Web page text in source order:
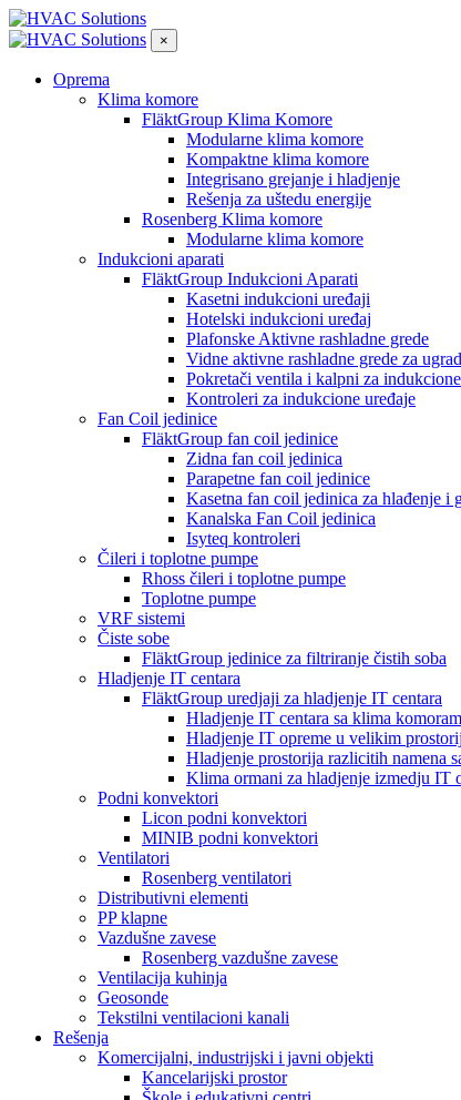
×
Oprema
Klima komore
FläktGroup Klima Komore
Modularne klima komore
Kompaktne klima komore
Integrisano grejanje i hladjenje
Rešenja za uštedu energije
Rosenberg Klima komore
Modularne klima komore
Indukcioni aparati
FläktGroup Indukcioni Aparati
Kasetni indukcioni uređaji
Hotelski indukcioni uređaj
Plafonske Aktivne rashladne grede
Vidne aktivne rashladne grede za
Pokretači ventila i kalpni za
Kontroleri za indukcione uređaje
Fan Coil jedinice
FläktGroup fan coil jedinice
Zidna fan coil jedinica
Parapetne fan coil jedinice
Kasetna fan coil jedinica za hlađenje i
Kanalska Fan Coil jedinica
Isyteq kontroleri
Čileri i toplotne pumpe
Rhoss čileri i toplotne pumpe
Toplotne pumpe
VRF sistemi
Čiste sobe
FläktGroup jedinice za filtriranje čistih soba
Hladjenje IT centara
FläktGroup uredjaji za hladjenje IT centara
Hladjenje IT centara sa klima
Hladjenje IT opreme u velikim
Hladjenje prostorija razlicitih namena
Klima ormani za hladjenje izmedju IT
Podni konvektori
Licon podni konvektori
MINIB podni konvektori
Ventilatori
Rosenberg ventilatori
Distributivni elementi
PP klapne
Vazdušne zavese
Rosenberg vazdušne zavese
Ventilacija kuhinja
Geosonde
Tekstilni ventilacioni kanali
Rešenja
Komercijalni, industrijski i javni objekti
Kancelarijski prostor